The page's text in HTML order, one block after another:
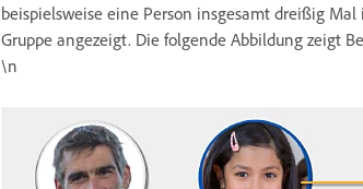
beispielsweise eine Person insgesamt dreißig
Gruppe angezeigt. Die folgende Abbildung zeigt
\n